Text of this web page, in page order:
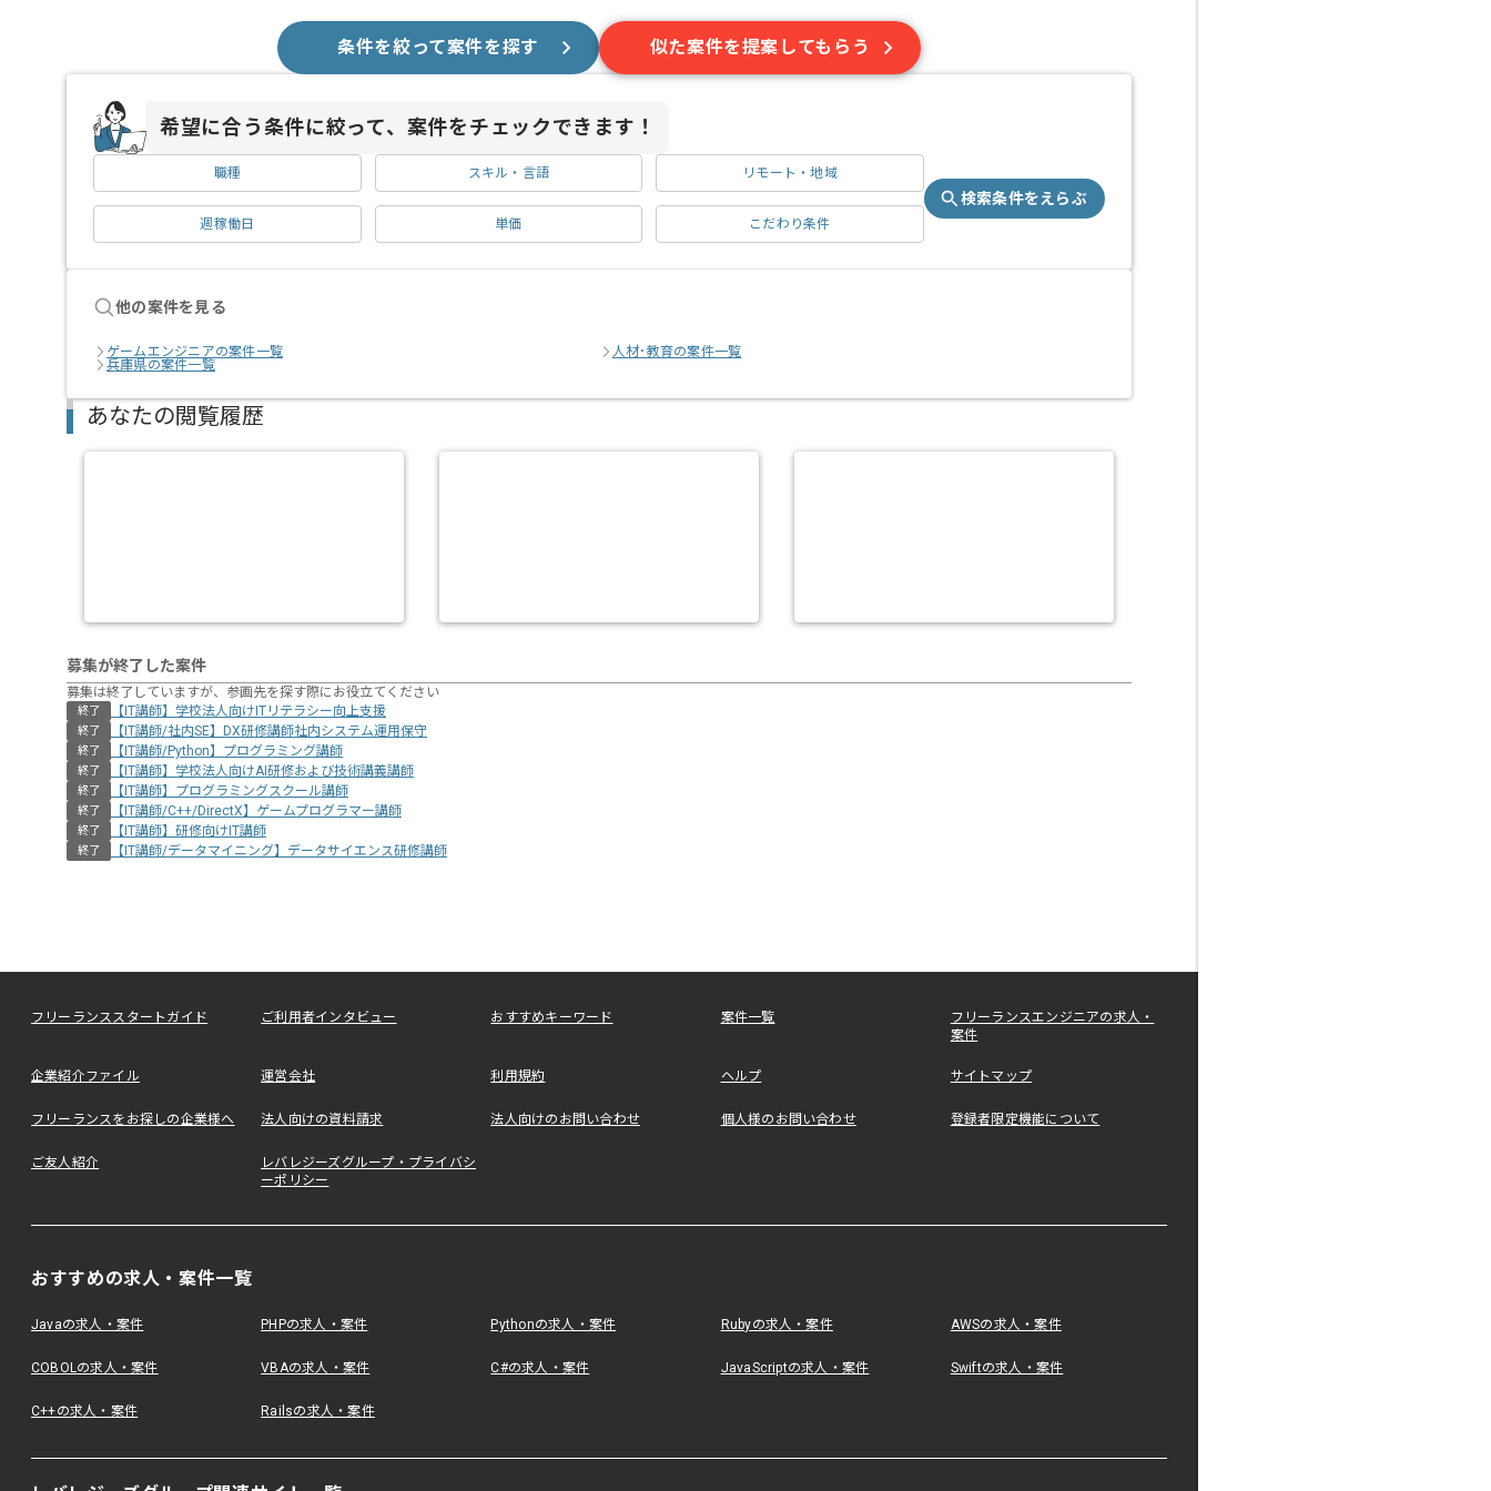
条件を絞って案件を探す 似た案件を提案してもらう
希望に合う条件に絞って、案件をチェックできます！
職種 スキル・言語 リモート・地域
週稼働日 単価 こだわり条件
検索条件をえらぶ
他の案件を見る
ゲームエンジニアの案件一覧
人材･教育の案件一覧
兵庫県の案件一覧
あなたの閲覧履歴
募集が終了した案件
募集は終了していますが、参画先を探す際にお役立てください
終了 【IT講師】学校法人向けITリテラシー向上支援
終了 【IT講師/社内SE】DX研修講師社内システム運用保守
終了 【IT講師/Python】プログラミング講師
終了 【IT講師】学校法人向けAI研修および技術講義講師
終了 【IT講師】プログラミングスクール講師
終了 【IT講師/C++/DirectX】ゲームプログラマー講師
終了 【IT講師】研修向けIT講師
終了 【IT講師/データマイニング】データサイエンス研修講師
フリーランススタートガイド ご利用者インタビュー おすすめキーワード 案件一覧
フリーランスエンジニアの求人・
案件
企業紹介ファイル 運営会社 利用規約 ヘルプ サイトマップ
フリーランスをお探しの企業様へ 法人向けの資料請求 法人向けのお問い合わせ 個人様のお問い合わせ 登録者限定機能について
ご友人紹介
レバレジーズグループ・プライバシ
ーポリシー
おすすめの求人・案件一覧
Javaの求人・案件 PHPの求人・案件 Pythonの求人・案件 Rubyの求人・案件 AWSの求人・案件
COBOLの求人・案件 VBAの求人・案件 C#の求人・案件 JavaScriptの求人・案件 Swiftの求人・案件
C++の求人・案件 Railsの求人・案件